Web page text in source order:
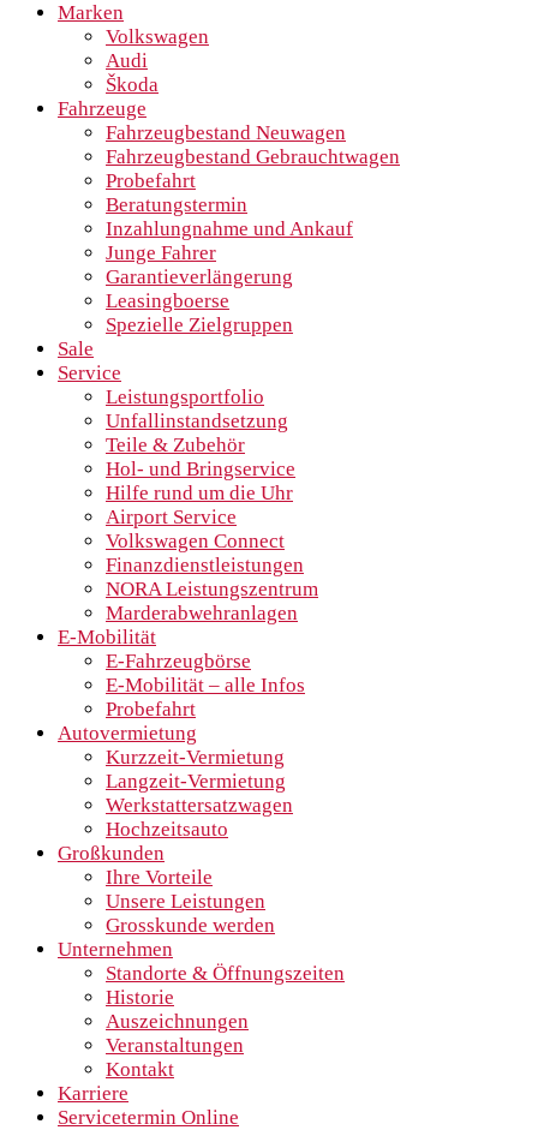
Marken
Volkswagen
Audi
Škoda
Fahrzeuge
Fahrzeugbestand Neuwagen
Fahrzeugbestand Gebrauchtwagen
Probefahrt
Beratungstermin
Inzahlungnahme und Ankauf
Junge Fahrer
Garantieverlängerung
Leasingboerse
Spezielle Zielgruppen
Sale
Service
Leistungsportfolio
Unfallinstandsetzung
Teile & Zubehör
Hol- und Bringservice
Hilfe rund um die Uhr
Airport Service
Volkswagen Connect
Finanzdienstleistungen
NORA Leistungszentrum
Marderabwehranlagen
E-Mobilität
E-Fahrzeugbörse
E-Mobilität – alle Infos
Probefahrt
Autovermietung
Kurzzeit-Vermietung
Langzeit-Vermietung
Werkstattersatzwagen
Hochzeitsauto
Großkunden
Ihre Vorteile
Unsere Leistungen
Grosskunde werden
Unternehmen
Standorte & Öffnungszeiten
Historie
Auszeichnungen
Veranstaltungen
Kontakt
Karriere
Servicetermin Online